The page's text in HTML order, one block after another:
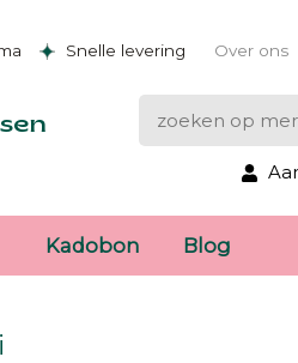
Snelle levering Over ons
Kadobon Blog